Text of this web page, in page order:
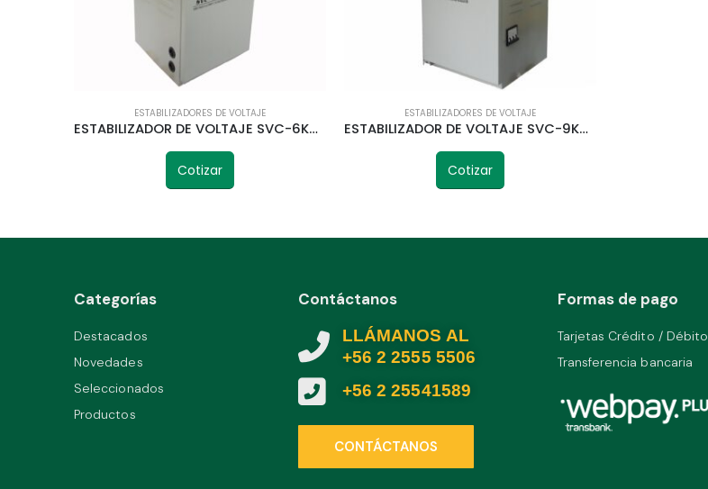
ESTABILIZADORES DE VOLTAJE
ESTABILIZADOR DE VOLTAJE SVC-6KVA 380V TELETRIC
Cotizar
ESTABILIZADORES DE VOLTAJE
ESTABILIZADOR DE VOLTAJE SVC-9KVA 9000VA TELETRIC
Cotizar
Categorías
Destacados
Novedades
Seleccionados
Productos
Contáctanos
LLÁMANOS AL
+56 2 2555 5506
+56 2 25541589
CONTÁCTANOS
Formas de pago
Tarjetas Crédito / Débito
Transferencia bancaria